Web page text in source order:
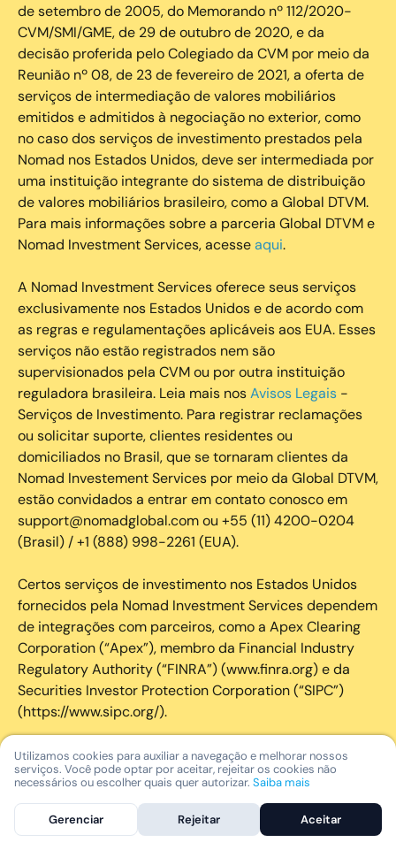
de setembro de 2005, do Memorando nº 112/2020-
CVM/SMI/GME, de 29 de outubro de 2020, e da
decisão proferida pelo Colegiado da CVM por meio da
Reunião nº 08, de 23 de fevereiro de 2021, a oferta de
serviços de intermediação de valores mobiliários
emitidos e admitidos à negociação no exterior, como
no caso dos serviços de investimento prestados pela
Nomad nos Estados Unidos, deve ser intermediada por
uma instituição integrante do sistema de distribuição
de valores mobiliários brasileiro, como a Global DTVM.
Para mais informações sobre a parceria Global DTVM e
Nomad Investment Services, acesseaqui.
A Nomad Investment Services oferece seus serviços
exclusivamente nos Estados Unidos e de acordo com
as regras e regulamentações aplicáveis aos EUA. Esses
serviços não estão registrados nem são
supervisionados pela CVM ou por outra instituição
reguladora brasileira. Leia mais nosAvisos Legais -
Serviços de Investimento. Para registrar reclamações
ou solicitar suporte, clientes residentes ou
domiciliados no Brasil, que se tornaram clientes da
Nomad Investement Services por meio da Global DTVM,
estão convidados a entrar em contato conosco em
support@nomadglobal.com ou +55 (11) 4200-0204
(Brasil) / +1 (888) 998-2261 (EUA).
Certos serviços de investimento nos Estados Unidos
fornecidos pela Nomad Investment Services dependem
de integrações com parceiros, como a Apex Clearing
Corporation (“Apex”), membro da Financial Industry
Regulatory Authority (“FINRA”) (www.finra.org) e da
Securities Investor Protection Corporation (“SIPC”)
(https://www.sipc.org/).
A SIPC protege os valores mobiliários de clientes de
seus membros em até US$ 250.000,00 para
disponível mediante solicitação ou em www.sipc.org. O
SIPC não protege contra perdas de mercado e não
Utilizamos cookies para auxiliar a navegação e melhorar nossos
serviços. Você pode optar por aceitar, rejeitar os cookies não
necessários ou escolher quais quer autorizar. Saiba mais
Gerenciar Rejeitar Aceitar